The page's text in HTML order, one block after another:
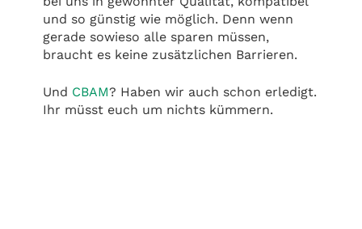
und so günstig wie möglich. Denn wenn
gerade sowieso alle sparen müssen,
braucht es keine zusätzlichen Barrieren.
Und CBAM? Haben wir auch schon erledigt.
Ihr müsst euch um nichts kümmern.